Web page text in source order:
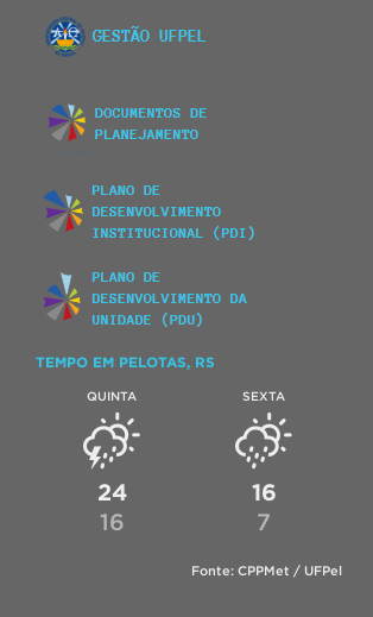
TEMPO EM PELOTAS, RS
QUINTA
24
16
SEXTA
16
7
Fonte: CPPMet / UFPel